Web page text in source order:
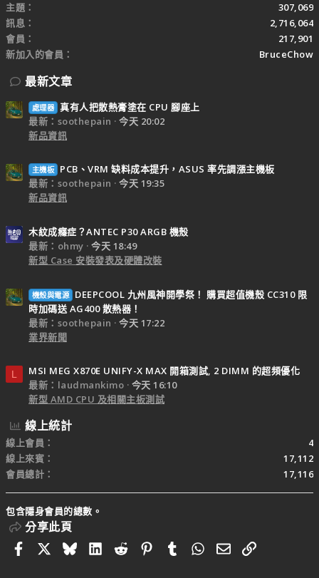
主題
307,069
訊息
2,716,064
會員
217,901
新加入的會員
BruceChow
最新文章
處理器 真有人把散熱膏塗在 CPU 腳座上
最新：soothepain
今天 20:02
新品資訊
主機板
PCB、VRM 缺料成本提升，ASUS 率先調漲主機板
最新：soothepain
今天 19:35
新品資訊
木紋成癮症？ANTEC P30 ARGB 機殼
最新：ohmy
今天 18:49
新型 Case 安裝發表及硬體改裝
機殼與電源
DEEPCOOL 九州風神開學祭！ 購買超值機殼 CC310 限
時加碼送 AG400 散熱器！
最新：soothepain
今天 17:22
業界新聞
L
MSI MEG X870E UNIFY-X MAX 開箱測試, 2 DIMM 的超頻優化
最新：laudmankimo
今天 16:10
新型 AMD CPU 及相關主板測試
線上統計
線上會員
4
線上來賓
17,112
會員總計
17,116
包含隱身會員的總數。
分享此頁
FacebookBlueskyLinkedIn
RedditPinterestTumblrWhatsApp
電子郵件
連結